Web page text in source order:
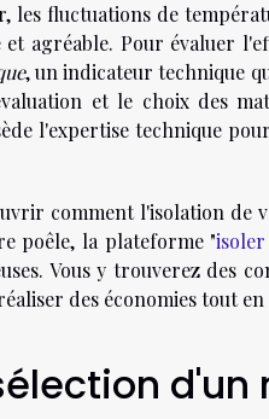
les fluctuations de
agréable. Pour évaluer
, un indicateur technique
et le choix des
l'expertise technique
comment l'isolation de
poêle, la plateforme "
Vous y trouverez des
des économies tout